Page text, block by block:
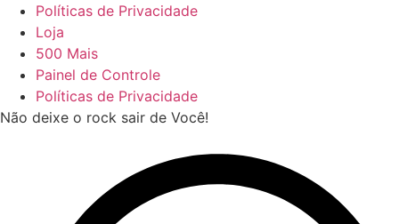
Políticas de Privacidade
Loja
500 Mais
Painel de Controle
Políticas de Privacidade
Não deixe o rock sair de Você!